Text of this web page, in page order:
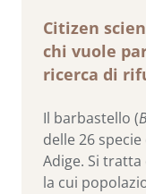
Citizen
chi vuole
ricerca di
Il barbastello (
delle 26
Adige. Si
la cui